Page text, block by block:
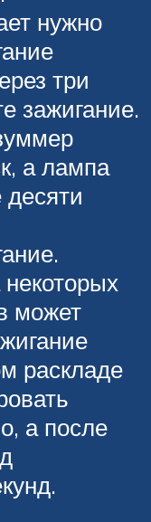
нужно
три
зажигание.
а лампа
десяти
может
раскладе
а после